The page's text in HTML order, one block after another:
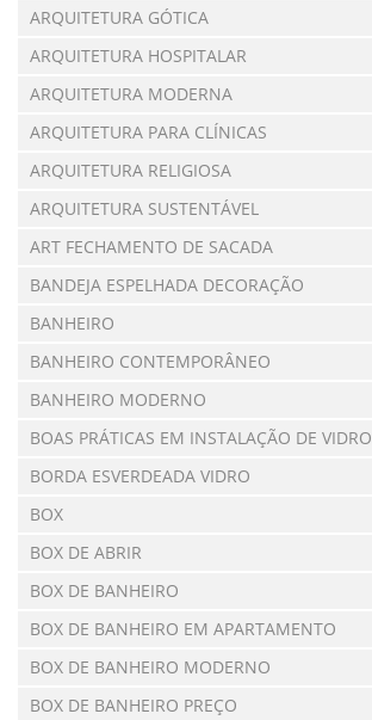
ARQUITETURA GÓTICA
ARQUITETURA HOSPITALAR
ARQUITETURA MODERNA
ARQUITETURA PARA CLÍNICAS
ARQUITETURA RELIGIOSA
ARQUITETURA SUSTENTÁVEL
ART FECHAMENTO DE SACADA
BANDEJA ESPELHADA DECORAÇÃO
BANHEIRO
BANHEIRO CONTEMPORÂNEO
BANHEIRO MODERNO
BOAS PRÁTICAS EM INSTALAÇÃO DE VIDRO
BORDA ESVERDEADA VIDRO
BOX
BOX DE ABRIR
BOX DE BANHEIRO
BOX DE BANHEIRO EM APARTAMENTO
BOX DE BANHEIRO MODERNO
BOX DE BANHEIRO PREÇO